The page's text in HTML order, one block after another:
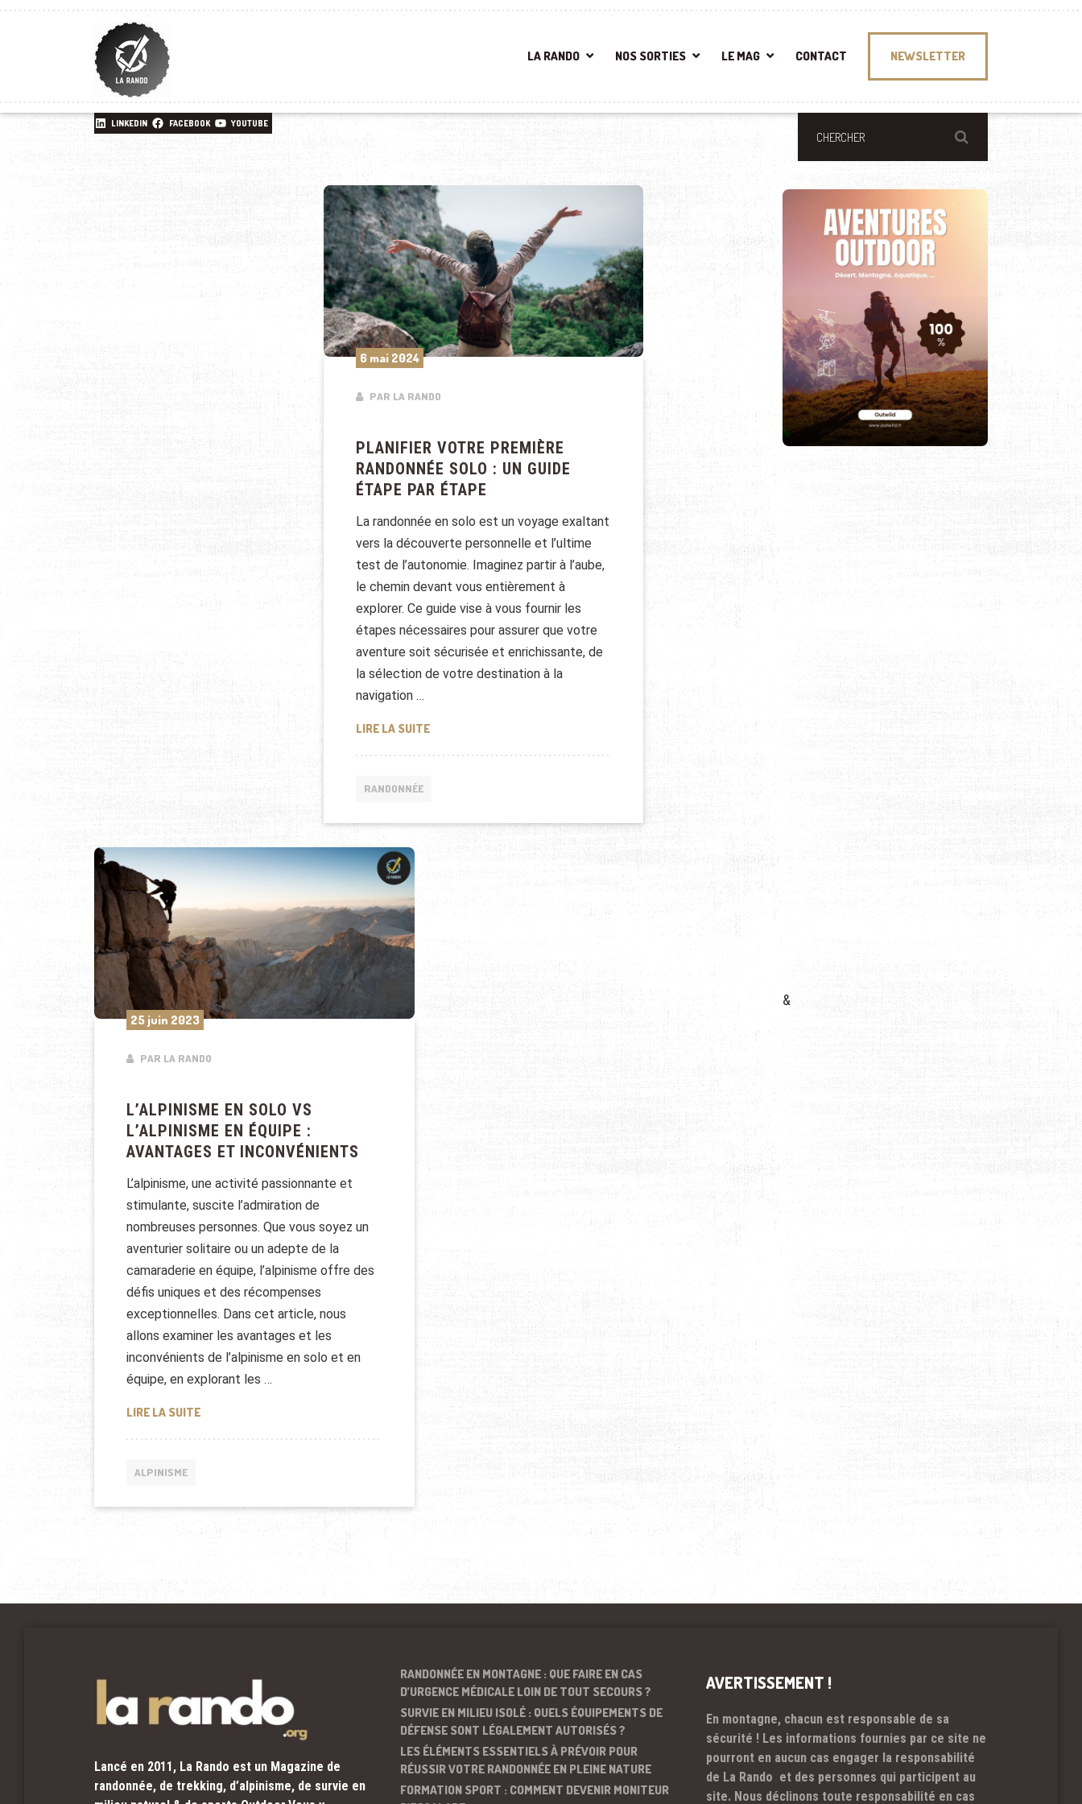
LA RANDO NOS SORTIES LE MAG CONTACT NEWSLETTER
LINKEDIN FACEBOOK YOUTUBE
6 mai 2024
PAR LA RANDO
PLANIFIER VOTRE PREMIÈRE
RANDONNÉE SOLO : UN GUIDE
ÉTAPE PAR ÉTAPE
La randonnée en solo est un voyage exaltant
vers la découverte personnelle et l’ultime
test de l’autonomie. Imaginez partir à l’aube,
le chemin devant vous entièrement à
explorer. Ce guide vise à vous fournir les
étapes nécessaires pour assurer que votre
aventure soit sécurisée et enrichissante, de
la sélection de votre destination à la
navigation …
LIRE LA SUITEPLANIFIER VOTRE PREMIÈRE RANDONNÉE SOLO : UN GUIDE ÉTAPE PAR ÉTAPE
RANDONNÉE
25 juin 2023
PAR LA RANDO
L’ALPINISME EN SOLO VS
L’ALPINISME EN ÉQUIPE :
AVANTAGES ET INCONVÉNIENTS
L’alpinisme, une activité passionnante et
stimulante, suscite l’admiration de
nombreuses personnes. Que vous soyez un
aventurier solitaire ou un adepte de la
camaraderie en équipe, l’alpinisme offre des
défis uniques et des récompenses
exceptionnelles. Dans cet article, nous
allons examiner les avantages et les
inconvénients de l’alpinisme en solo et en
équipe, en explorant les …
LIRE LA SUITEL’ALPINISME EN SOLO VS L’ALPINISME EN ÉQUIPE : AVANTAGES ET INCONVÉNIENTS
ALPINISME
&
Lancé en 2011, La Rando est un Magazine de
randonnée, de trekking, d’alpinisme, de survie en
RANDONNÉE EN MONTAGNE : QUE FAIRE EN CAS
D’URGENCE MÉDICALE LOIN DE TOUT SECOURS ?
SURVIE EN MILIEU ISOLÉ : QUELS ÉQUIPEMENTS DE
DÉFENSE SONT LÉGALEMENT AUTORISÉS ?
LES ÉLÉMENTS ESSENTIELS À PRÉVOIR POUR
RÉUSSIR VOTRE RANDONNÉE EN PLEINE NATURE
FORMATION SPORT : COMMENT DEVENIR MONITEUR
AVERTISSEMENT !
En montagne, chacun est responsable de sa
sécurité ! Les informations fournies par ce site ne
pourront en aucun cas engager la responsabilité
de La Rando et des personnes qui participent au
site. Nous déclinons toute responsabilité en cas